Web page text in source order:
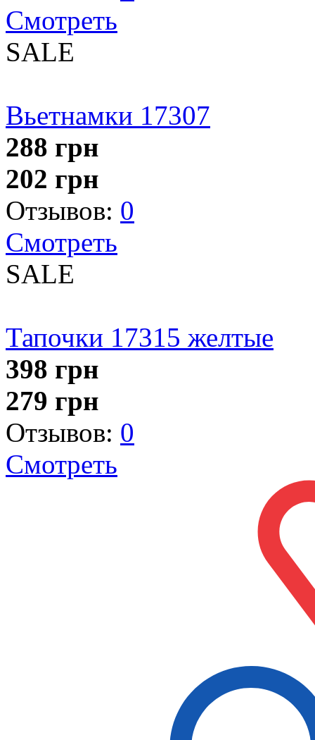
Смотреть
SALE
Вьетнамки 17307
288 грн
202 грн
Отзывов: 0
Смотреть
SALE
Тапочки 17315 желтые
398 грн
279 грн
Отзывов: 0
Смотреть